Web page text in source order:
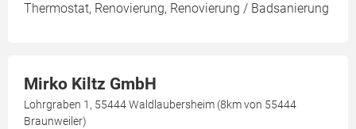
Thermostat, Renovierung, Renovierung / Badsanierung
Mirko Kiltz GmbH
Lohrgraben 1, 55444 Waldlaubersheim (8km von 55444
Braunweiler)